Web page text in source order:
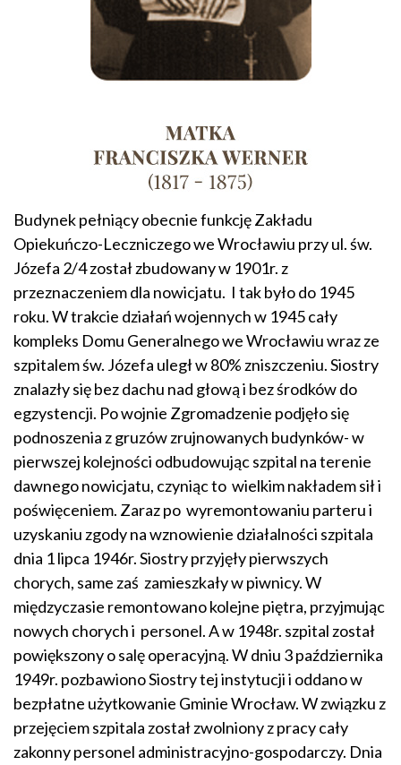
Budynek pełniący obecnie funkcję Zakładu
Opiekuńczo-Leczniczego we Wrocławiu przy ul. św.
Józefa 2/4 został zbudowany w 1901r. z
przeznaczeniem dla nowicjatu. I tak było do 1945
roku. W trakcie działań wojennych w 1945 cały
kompleks Domu Generalnego we Wrocławiu wraz ze
szpitalem św. Józefa uległ w 80% zniszczeniu. Siostry
znalazły się bez dachu nad głową i bez środków do
egzystencji. Po wojnie Zgromadzenie podjęło się
podnoszenia z gruzów zrujnowanych budynków- w
pierwszej kolejności odbudowując szpital na terenie
dawnego nowicjatu, czyniąc to wielkim nakładem sił i
poświęceniem. Zaraz po wyremontowaniu parteru i
uzyskaniu zgody na wznowienie działalności szpitala
dnia 1 lipca 1946r. Siostry przyjęły pierwszych
chorych, same zaś zamieszkały w piwnicy. W
międzyczasie remontowano kolejne piętra, przyjmując
nowych chorych i personel. A w 1948r. szpital został
powiększony o salę operacyjną. W dniu 3 października
1949r. pozbawiono Siostry tej instytucji i oddano w
bezpłatne użytkowanie Gminie Wrocław. W związku z
przejęciem szpitala został zwolniony z pracy cały
zakonny personel administracyjno-gospodarczy. Dnia